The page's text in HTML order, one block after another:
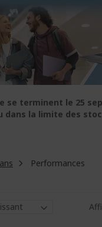
se terminent le 25
dans la limite des
Performances